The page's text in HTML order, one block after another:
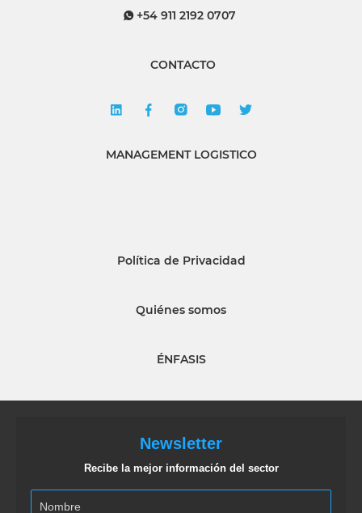
+54 911 2192 0707
CONTACTO
MANAGEMENT LOGISTICO
Política de Privacidad
Quiénes somos
ÉNFASIS
Newsletter
Recibe la mejor información del sector